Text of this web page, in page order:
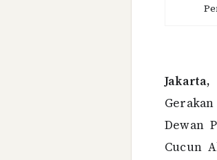
Jakarta,
Dewan
Cucun